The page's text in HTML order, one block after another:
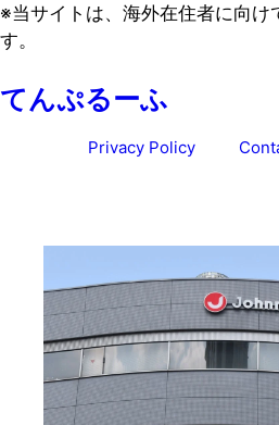
コ
ン
ン
※当サイトは、海外在住者に向け
す。
てんぷるーふ
Privacy Policy